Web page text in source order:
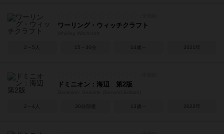
ワーリング・ウィッチクラフト
2～5人 15～30分 14歳～ 2021年
ドミニオン：海辺 第2版
2～4人 30分前後 13歳～ 2022年